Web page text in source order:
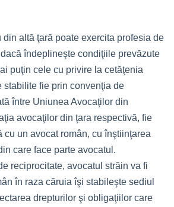
din altă ţară poate exercita profesia de
îndeplineşte condiţiile prevăzute
puţin cele cu privire la cetăţenia
stabilite fie prin convenţia de
între Uniunea Avocaţilor din
avocaţilor din ţara respectivă, fie
cu un avocat român, cu înştiinţarea
care face parte avocatul.
reciprocitate, avocatul străin va fi
în raza căruia îşi stabileşte sediul
drepturilor şi obligaţiilor care